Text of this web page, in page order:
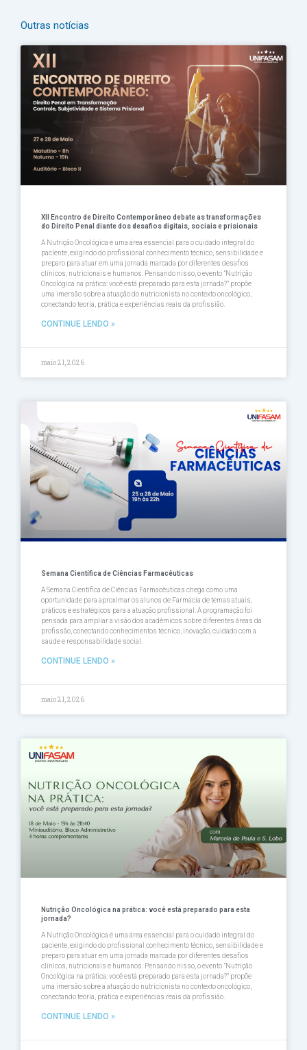
Outras notícias
XII Encontro de Direito Contemporâneo debate as transformações
do Direito Penal diante dos desafios digitais, sociais e prisionais
A Nutrição Oncológica é uma área essencial para o cuidado integral do
paciente, exigindo do profissional conhecimento técnico, sensibilidade e
preparo para atuar em uma jornada marcada por diferentes desafios
clínicos, nutricionais e humanos. Pensando nisso, o evento ”Nutrição
Oncológica na prática: você está preparado para esta jornada?” propõe
uma imersão sobre a atuação do nutricionista no contexto oncológico,
conectando teoria, prática e experiências reais da profissião.
CONTINUE LENDO »
maio 21, 2026
Semana Científica de Ciências Farmacêuticas
A Semana Científica de Ciências Farmacêuticas chega como uma
oportunidade para aproximar os alunos de Farmácia de temas atuais,
práticos e estratégicos para a atuação profissional. A programação foi
pensada para ampliar a visão dos acadêmicos sobre diferentes áreas da
profissão, conectando conhecimentos técnico, inovação, cuidado com a
saúde e responsabilidade social.
CONTINUE LENDO »
maio 21, 2026
Nutrição Oncológica na prática: você está preparado para esta
jornada?
A Nutrição Oncológica é uma área essencial para o cuidado integral do
paciente, exigindo do profissional conhecimento técnico, sensibilidade e
preparo para atuar em uma jornada marcada por diferentes desafios
clínicos, nutricionais e humanos. Pensando nisso, o evento ”Nutrição
Oncológica na prática: você está preparado para esta jornada?” propõe
uma imersão sobre a atuação do nutricionista no contexto oncológico,
conectando teoria, prática e experiências reais da profissião.
CONTINUE LENDO »
PáginaPágina
PáginaPáginaPágina